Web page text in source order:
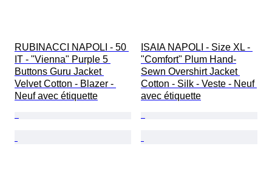
RUBINACCI NAPOLI - 50
IT - "Vienna" Purple 5
Buttons Guru Jacket
Velvet Cotton - Blazer -
Neuf avec étiquette
ISAIA NAPOLI - Size XL -
"Comfort" Plum Hand-
Sewn Overshirt Jacket
Cotton - Silk - Veste - Neuf
avec étiquette